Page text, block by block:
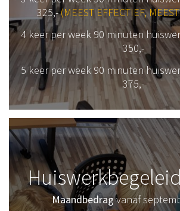
325,-(MEEST EFFECTIEF,
4 keer per week 90 minuten
350,-
5 keer per week 90 minuten
375,-
Maandbedragvanaf